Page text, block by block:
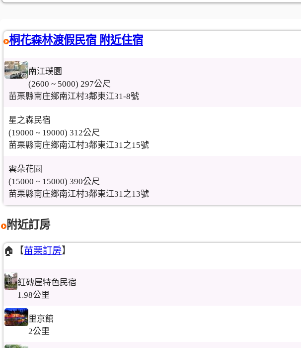
桐花森林渡假民宿 附近住宿
南江璞園
(2600 ~ 5000) 297公尺
苗栗縣南庄鄉南江村3鄰東江31-8號
星之森民宿
(19000 ~ 19000) 312公尺
苗栗縣南庄鄉南江村3鄰東江31之15號
雲朵花園
(15000 ~ 15000) 390公尺
苗栗縣南庄鄉南江村3鄰東江31之13號
附近訂房
🏠【苗栗訂房】
紅磚屋特色民宿
1.98公里
里京館
2公里